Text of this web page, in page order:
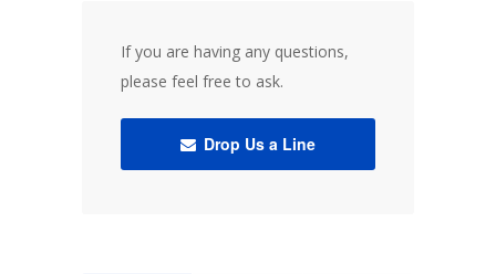
If you are having any questions,
please feel free to ask.
Drop Us a Line